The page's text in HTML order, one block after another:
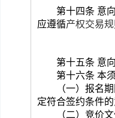
第十四条 意
应遵循产权交易规
第十五条 意
第十六条 本
（一） 报名
定符合签约条件的
（二） 竞价